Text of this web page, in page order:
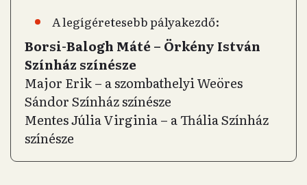
A legígéretesebb pályakezdő:
Borsi-Balogh Máté – Örkény István
Színház színésze
Major Erik – a szombathelyi Weöres
Sándor Színház színésze
Mentes Júlia Virginia – a Thália Színház
színésze